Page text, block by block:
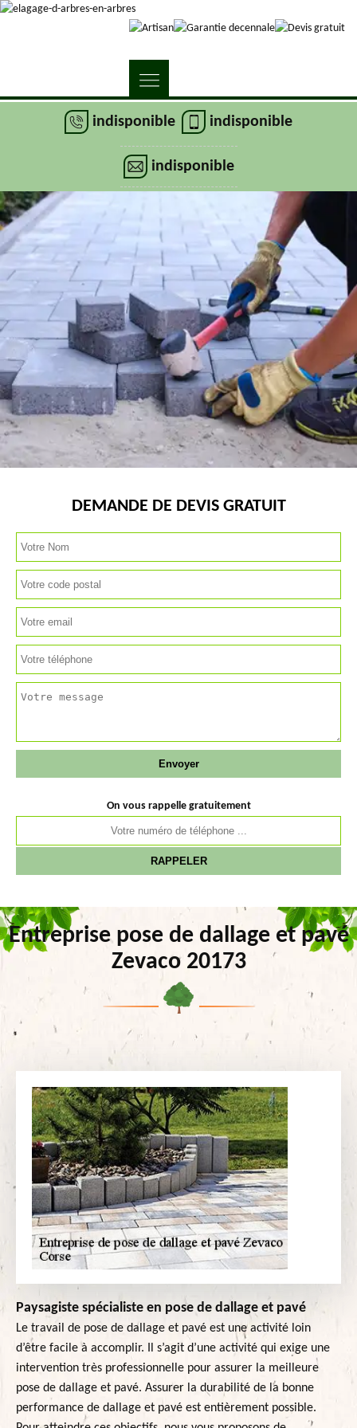
indisponible indisponible
indisponible
DEMANDE DE DEVIS GRATUIT
On vous rappelle gratuitement
Entreprise pose de dallage et pavé
Zevaco 20173
Paysagiste spécialiste en pose de dallage et pavé
Le travail de pose de dallage et pavé est une activité loin
d’être facile à accomplir. Il s’agit d’une activité qui exige une
intervention très professionnelle pour assurer la meilleure
pose de dallage et pavé. Assurer la durabilité de la bonne
performance de dallage et pavé est entièrement possible.